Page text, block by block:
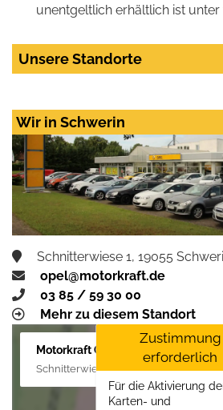
unentgeltlich erhältlich ist unter
Unsere Standorte
Wir in Schwerin
Schnitterwiese 1, 19055
opel@motorkraft.de
03 85 / 59 30 00
Mehr zu diesem Standort
Motorkraft GmbH
Schnitterwiese 1, 19055 Schwerin
Zustimmung
erforderlich
Für die Aktivierung
Karten- und